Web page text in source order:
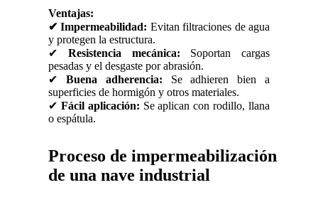
Ventajas:
✔ Impermeabilidad: Evitan filtraciones de agua
y protegen la estructura.
✔ Resistencia mecánica: Soportan cargas
pesadas y el desgaste por abrasión.
✔ Buena adherencia: Se adhieren bien a
superficies de hormigón y otros materiales.
✔ Fácil aplicación: Se aplican con rodillo, llana
o espátula.
Proceso de impermeabilización
de una nave industrial